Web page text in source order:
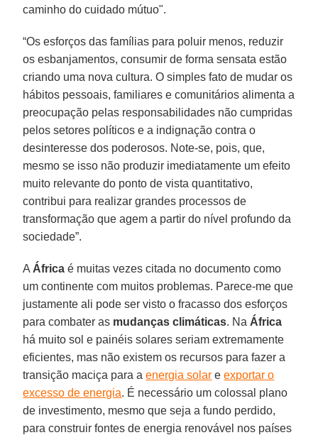
caminho do cuidado mútuo".
“Os esforços das famílias para poluir menos, reduzir
os esbanjamentos, consumir de forma sensata estão
criando uma nova cultura. O simples fato de mudar os
hábitos pessoais, familiares e comunitários alimenta a
preocupação pelas responsabilidades não cumpridas
pelos setores políticos e a indignação contra o
desinteresse dos poderosos. Note-se, pois, que,
mesmo se isso não produzir imediatamente um efeito
muito relevante do ponto de vista quantitativo,
contribui para realizar grandes processos de
transformação que agem a partir do nível profundo da
sociedade”.
A África é muitas vezes citada no documento como
um continente com muitos problemas. Parece-me que
justamente ali pode ser visto o fracasso dos esforços
para combater as mudanças climáticas. Na África
há muito sol e painéis solares seriam extremamente
eficientes, mas não existem os recursos para fazer a
transição maciça para aenergia solar eexportar o
excesso de energia. É necessário um colossal plano
de investimento, mesmo que seja a fundo perdido,
para construir fontes de energia renovável ​​nos países